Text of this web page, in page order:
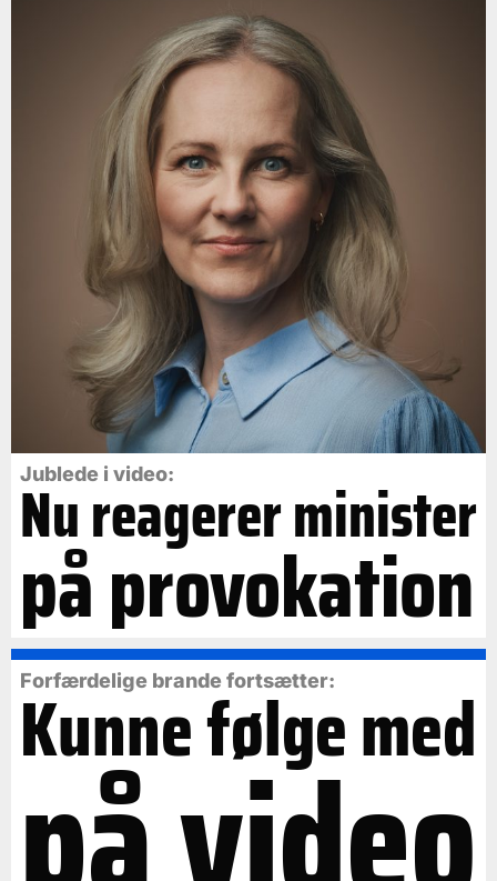
Jublede i video:
Nu reagerer minister
på provokation
Forfærdelige brande fortsætter:
Kunne følge med